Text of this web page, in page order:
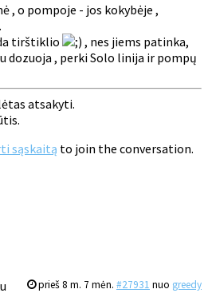
, o pompoje - jos kokybėje ,
tirštiklio
, nes jiems patinka,
dozuoja , perki Solo linija ir pompų
atsakyti.
sąskaitą to join the conversation.
prieš 8 m. 7 mėn. #27931 nuo greedy